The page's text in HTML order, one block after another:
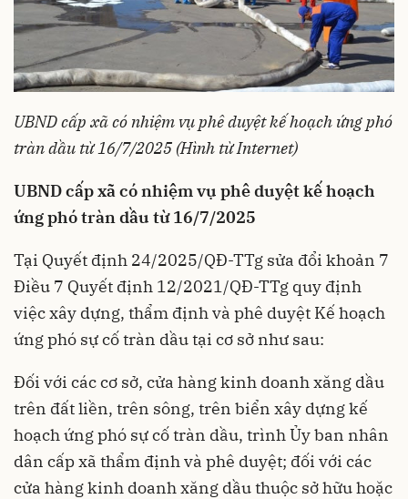
UBND cấp xã có nhiệm vụ phê duyệt kế hoạch ứng phó
tràn dầu từ 16/7/2025 (Hình từ Internet)
UBND cấp xã có nhiệm vụ phê duyệt kế hoạch
ứng phó tràn dầu từ 16/7/2025
Tại Quyết định 24/2025/QĐ-TTg sửa đổi khoản 7
Điều 7 Quyết định 12/2021/QĐ-TTg quy định
việc xây dựng, thẩm định và phê duyệt Kế hoạch
ứng phó sự cố tràn dầu tại cơ sở như sau:
Đối với các cơ sở, cửa hàng kinh doanh xăng dầu
trên đất liền, trên sông, trên biển xây dựng kế
hoạch ứng phó sự cố tràn dầu, trình Ủy ban nhân
dân cấp xã thẩm định và phê duyệt; đối với các
cửa hàng kinh doanh xăng dầu thuộc sở hữu hoặc